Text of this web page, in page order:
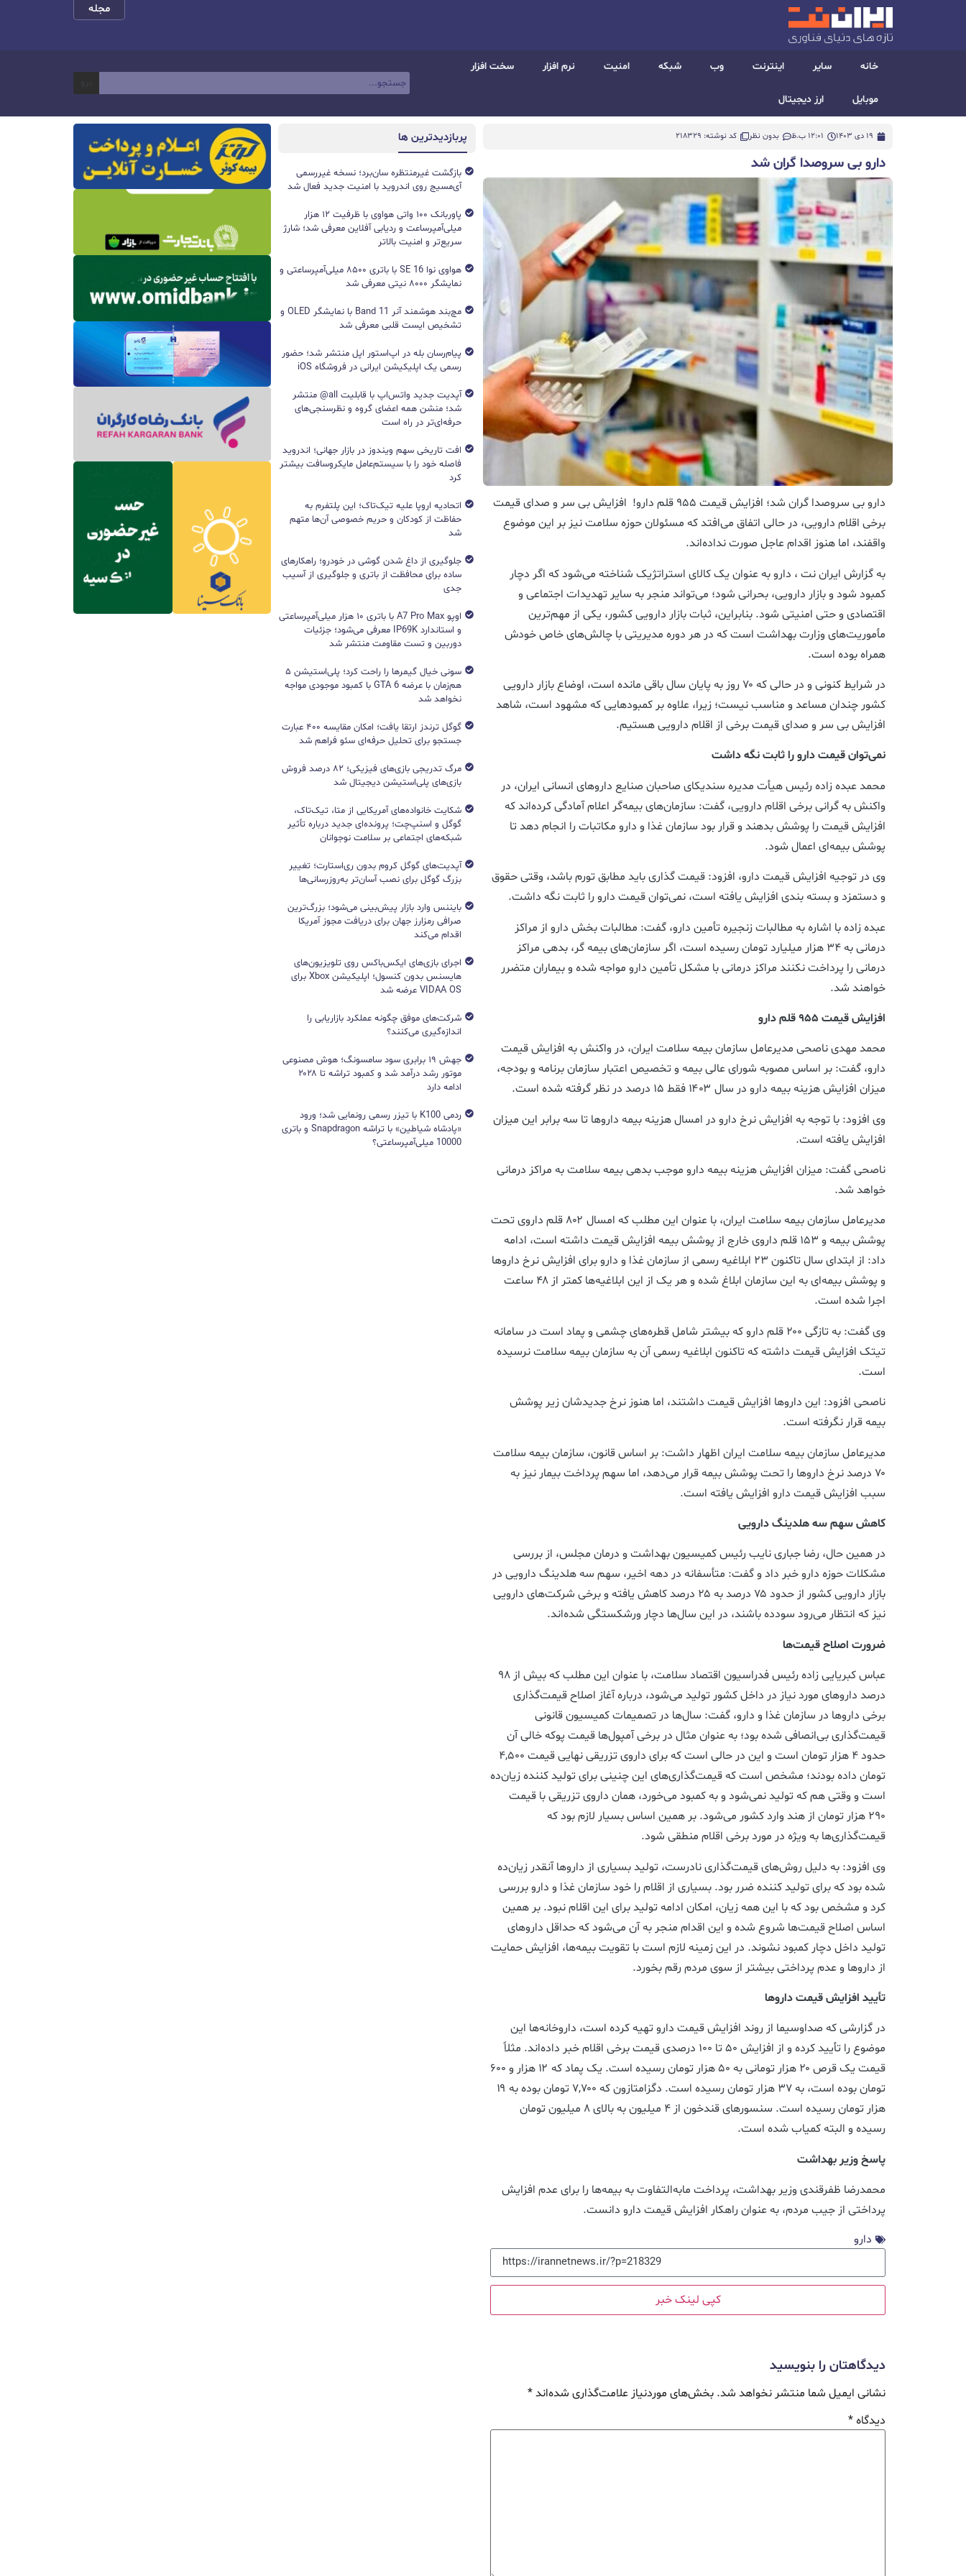
مجله
خانه سایر اینترنت وب شبکه امنیت نرم افزار سخت افزار
موبایل ارز دیجیتال
19 دی 1403 12:01 ب.ظ بدون نظر کد نوشته: 218329
دارو بی سروصدا گران شد
دارو بی سروصدا گران شد؛ افزایش قیمت ۹۵۵ قلم دارو! افزایش بی سر و صدای قیمت
برخی اقلام دارویی، در حالی اتفاق می‌افتد که مسئولان حوزه سلامت نیز بر این موضوع
واقفند، اما هنوز اقدام عاجل صورت نداده‌اند.
به گزارش ایران نت ، دارو به عنوان یک کالای استراتژیک شناخته می‌شود که اگر دچار
کمبود شود و بازار دارویی، بحرانی شود؛ می‌تواند منجر به سایر تهدیدات اجتماعی و
اقتصادی و حتی امنیتی شود. بنابراین، ثبات بازار دارویی کشور، یکی از مهم‌ترین
مأموریت‌های وزارت بهداشت است که در هر دوره مدیریتی با چالش‌های خاص خودش
همراه بوده است.
در شرایط کنونی و در حالی که ۷۰ روز به پایان سال باقی مانده است، اوضاع بازار دارویی
کشور چندان مساعد و مناسب نیست؛ زیرا، علاوه بر کمبودهایی که مشهود است، شاهد
افزایش بی سر و صدای قیمت برخی از اقلام دارویی هستیم.
نمی‌توان قیمت دارو را ثابت نگه داشت
محمد عبده زاده رئیس هیأت مدیره سندیکای صاحبان صنایع داروهای انسانی ایران، در
واکنش به گرانی برخی اقلام دارویی، گفت: سازمان‌های بیمه‌گر اعلام آمادگی کرده‌اند که
افزایش قیمت را پوشش بدهند و قرار بود سازمان غذا و دارو مکاتبات را انجام دهد تا
پوشش بیمه‌ای اعمال شود.
وی در توجیه افزایش قیمت دارو، افزود: قیمت گذاری باید مطابق تورم باشد، وقتی حقوق
و دستمزد و بسته بندی افزایش یافته است، نمی‌توان قیمت دارو را ثابت نگه داشت.
عبده زاده با اشاره به مطالبات زنجیره تأمین دارو، گفت: مطالبات بخش دارو از مراکز
درمانی به ۳۴ هزار میلیارد تومان رسیده است، اگر سازمان‌های بیمه گر، بدهی مراکز
درمانی را پرداخت نکنند مراکز درمانی با مشکل تأمین دارو مواجه شده و بیماران متضرر
خواهند شد.
افزایش قیمت ۹۵۵ قلم دارو
محمد مهدی ناصحی مدیرعامل سازمان بیمه سلامت ایران، در واکنش به افزایش قیمت
دارو، گفت: بر اساس مصوبه شورای عالی بیمه و تخصیص اعتبار سازمان برنامه و بودجه،
میزان افزایش هزینه بیمه دارو در سال ۱۴۰۳ فقط ۱۵ درصد در نظر گرفته شده است.
وی افزود: با توجه به افزایش نرخ دارو در امسال هزینه بیمه داروها تا سه برابر این میزان
افزایش یافته است.
ناصحی گفت: میزان افزایش هزینه بیمه دارو موجب بدهی بیمه سلامت به مراکز درمانی
خواهد شد.
مدیرعامل سازمان بیمه سلامت ایران، با عنوان این مطلب که امسال ۸۰۲ قلم داروی تحت
پوشش بیمه و ۱۵۳ قلم داروی خارج از پوشش بیمه افزایش قیمت داشته است، ادامه
داد: از ابتدای سال تاکنون ۲۳ ابلاغیه رسمی از سازمان غذا و دارو برای افزایش نرخ داروها
و پوشش بیمه‌ای به این سازمان ابلاغ شده و هر یک از این ابلاغیه‌ها کمتر از ۴۸ ساعت
اجرا شده است.
وی گفت: به تازگی ۲۰۰ قلم دارو که بیشتر شامل قطره‌های چشمی و پماد است در سامانه
تیتک افزایش قیمت داشته که تاکنون ابلاغیه رسمی آن به سازمان بیمه سلامت نرسیده
است.
ناصحی افزود: این داروها افزایش قیمت داشتند، اما هنوز نرخ جدیدشان زیر پوشش
بیمه قرار نگرفته است.
مدیرعامل سازمان بیمه سلامت ایران اظهار داشت: بر اساس قانون، سازمان بیمه سلامت
۷۰ درصد نرخ داروها را تحت پوشش بیمه قرار می‌دهد، اما سهم پرداخت بیمار نیز به
سبب افزایش قیمت دارو افزایش یافته است.
کاهش سهم سه هلدینگ دارویی
در همین حال، رضا جباری نایب رئیس کمیسیون بهداشت و درمان مجلس، از بررسی
مشکلات حوزه دارو خبر داد و گفت: متأسفانه در دهه اخیر، سهم سه هلدینگ دارویی در
بازار دارویی کشور از حدود ۷۵ درصد به ۲۵ درصد کاهش یافته و برخی شرکت‌های دارویی
نیز که انتظار می‌رود سودده باشند، در این سال‌ها دچار ورشکستگی شده‌اند.
ضرورت اصلاح قیمت‌ها
عباس کبریایی زاده رئیس فدراسیون اقتصاد سلامت، با عنوان این مطلب که بیش از ۹۸
درصد داروهای مورد نیاز در داخل کشور تولید می‌شود، درباره آغاز اصلاح قیمت‌گذاری
برخی داروها در سازمان غذا و دارو، گفت: سال‌ها در تصمیمات کمیسیون قانونی
قیمت‌گذاری بی‌انصافی شده بود؛ به عنوان مثال در برخی آمپول‌ها قیمت پوکه خالی آن
حدود ۴ هزار تومان است و این در حالی است که برای داروی تزریقی نهایی قیمت ۴,۵۰۰
تومان داده بودند؛ مشخص است که قیمت‌گذاری‌های این چنینی برای تولید کننده زیان‌ده
است و وقتی هم که تولید نمی‌شود و به کمبود می‌خورد، همان داروی تزریقی با قیمت
۲۹۰ هزار تومان از هند وارد کشور می‌شود. بر همین اساس بسیار لازم بود که
قیمت‌گذاری‌ها به ویژه در مورد برخی اقلام منطقی شود.
وی افزود: به دلیل روش‌های قیمت‌گذاری نادرست، تولید بسیاری از داروها آنقدر زیان‌ده
شده بود که برای تولید کننده ضرر بود. بسیاری از اقلام را خود سازمان غذا و دارو بررسی
کرد و مشخص بود که با این همه زیان، امکان ادامه تولید برای این اقلام نبود. بر همین
اساس اصلاح قیمت‌ها شروع شده و این اقدام منجر به آن می‌شود که حداقل داروهای
تولید داخل دچار کمبود نشوند. در این زمینه لازم است با تقویت بیمه‌ها، افزایش حمایت
از داروها و عدم پرداختی بیشتر از سوی مردم رقم بخورد.
تأیید افزایش قیمت داروها
در گزارشی که صداوسیما از روند افزایش قیمت دارو تهیه کرده است، داروخانه‌ها این
موضوع را تأیید کرده و از افزایش ۵۰ تا ۱۰۰ درصدی قیمت برخی اقلام خبر داده‌اند. مثلاً
قیمت یک قرص ۲۰ هزار تومانی به ۵۰ هزار تومان رسیده است. یک پماد که ۱۲ هزار و ۶۰۰
تومان بوده است، به ۳۷ هزار تومان رسیده است. دگزامتازون که ۷,۷۰۰ تومان بوده به ۱۹
هزار تومان رسیده است. سنسورهای قندخون از ۴ میلیون به بالای ۸ میلیون تومان
رسیده و البته کمیاب شده است.
پاسخ وزیر بهداشت
محمدرضا ظفرقندی وزیر بهداشت، پرداخت مابه‌التفاوت به بیمه‌ها را برای عدم افزایش
پرداختی از جیب مردم، به عنوان راهکار افزایش قیمت دارو دانست.
دارو
کپی لینک خبر
دیدگاهتان را بنویسید
نشانی ایمیل شما منتشر نخواهد شد. بخش‌های موردنیاز علامت‌گذاری شده‌اند*
دیدگاه*
پربازدیدترین ها
بازگشت غیرمنتظره سان‌برد؛ نسخه غیررسمی
آی‌مسیج روی اندروید با امنیت جدید فعال شد
پاوربانک ۱۰۰ واتی هواوی با ظرفیت ۱۲ هزار
میلی‌آمپرساعت و ردیابی آفلاین معرفی شد؛ شارژ
سریع‌تر و امنیت بالاتر
هواوی نوا 16 SE با باتری ۸۵۰۰ میلی‌آمپرساعتی و
نمایشگر ۸۰۰۰ نیتی معرفی شد
مچ‌بند هوشمند آنر Band 11 با نمایشگر OLED و
تشخیص ایست قلبی معرفی شد
پیام‌رسان بله در اپ‌استور اپل منتشر شد؛ حضور
رسمی یک اپلیکیشن ایرانی در فروشگاه iOS
آپدیت جدید واتس‌اپ با قابلیت all@ منتشر
شد؛ منشن همه اعضای گروه و نظرسنجی‌های
حرفه‌ای‌تر در راه است
افت تاریخی سهم ویندوز در بازار جهانی؛ اندروید
فاصله خود را با سیستم‌عامل مایکروسافت بیشتر
کرد
اتحادیه اروپا علیه تیک‌تاک؛ این پلتفرم به
حفاظت از کودکان و حریم خصوصی آن‌ها متهم
شد
جلوگیری از داغ شدن گوشی در خودرو؛ راهکارهای
ساده برای محافظت از باتری و جلوگیری از آسیب
جدی
اوپو A7 Pro Max با باتری ۱۰ هزار میلی‌آمپرساعتی
و استاندارد IP69K معرفی می‌شود؛ جزئیات
دوربین و تست مقاومت منتشر شد
سونی خیال گیمرها را راحت کرد؛ پلی‌استیشن ۵
هم‌زمان با عرضه GTA 6 با کمبود موجودی مواجه
نخواهد شد
گوگل ترندز ارتقا یافت؛ امکان مقایسه ۴۰۰ عبارت
جستجو برای تحلیل حرفه‌ای سئو فراهم شد
مرگ تدریجی بازی‌های فیزیکی؛ ۸۲ درصد فروش
بازی‌های پلی‌استیشن دیجیتال شد
شکایت خانواده‌های آمریکایی از متا، تیک‌تاک،
گوگل و اسنپ‌چت؛ پرونده‌ای جدید درباره تأثیر
شبکه‌های اجتماعی بر سلامت نوجوانان
آپدیت‌های گوگل کروم بدون ری‌استارت؛ تغییر
بزرگ گوگل برای نصب آسان‌تر به‌روزرسانی‌ها
بایننس وارد بازار پیش‌بینی می‌شود؛ بزرگ‌ترین
صرافی رمزارز جهان برای دریافت مجوز آمریکا
اقدام می‌کند
اجرای بازی‌های ایکس‌باکس روی تلویزیون‌های
هایسنس بدون کنسول؛ اپلیکیشن Xbox برای
VIDAA OS عرضه شد
شرکت‌های موفق چگونه عملکرد بازاریابی را
اندازه‌گیری می‌کنند؟
جهش ۱۹ برابری سود سامسونگ؛ هوش مصنوعی
موتور رشد درآمد شد و کمبود تراشه تا ۲۰۲۸
ادامه دارد
ردمی K100 با تیزر رسمی رونمایی شد؛ ورود
«پادشاه شیاطین» با تراشه Snapdragon و باتری
10000 میلی‌آمپرساعتی؟